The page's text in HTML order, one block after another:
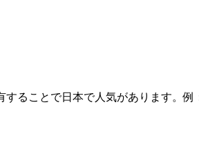
ることで日本で人気があります